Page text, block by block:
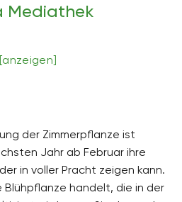
Mediathek
[anzeigen]
der Zimmerpflanze ist
Jahr ab Februar ihre
in voller Pracht zeigen kann.
Blühpflanze handelt, die in der